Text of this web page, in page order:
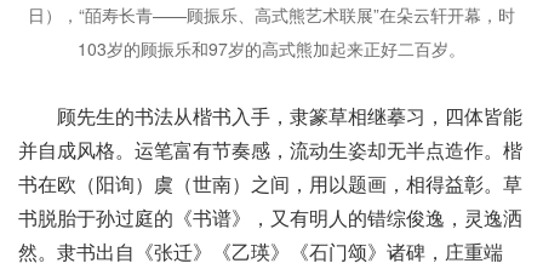
日），“皕寿长青——顾振乐、高式熊艺术联展”在朵云轩开幕，时
103岁的顾振乐和97岁的高式熊加起来正好二百岁。
顾先生的书法从楷书入手，隶篆草相继摹习，四体皆能
并自成风格。运笔富有节奏感，流动生姿却无半点造作。楷
书在欧（阳询）虞（世南）之间，用以题画，相得益彰。草
书脱胎于孙过庭的《书谱》，又有明人的错综俊逸，灵逸洒
然。隶书出自《张迁》《乙瑛》《石门颂》诸碑，庄重端